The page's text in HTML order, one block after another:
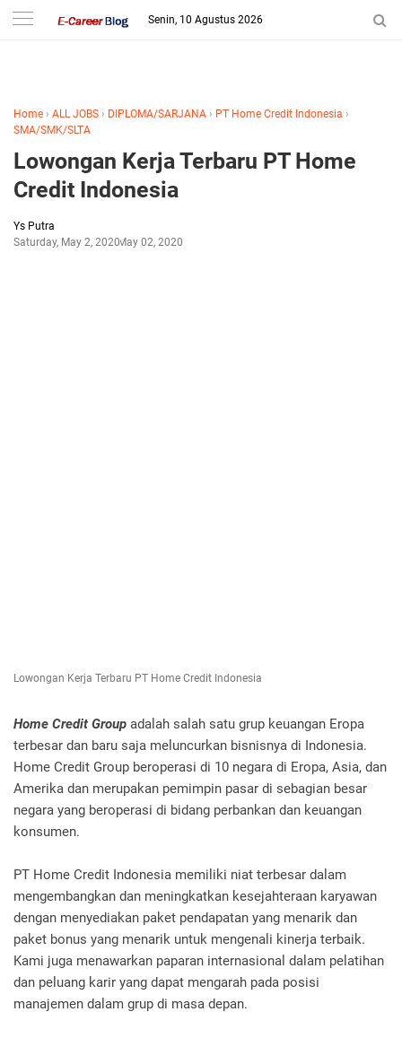
-->
Senin, 10 Agustus 2026
Home › ALL JOBS › DIPLOMA/SARJANA › PT Home Credit Indonesia ›
SMA/SMK/SLTA
Lowongan Kerja Terbaru PT Home
Credit Indonesia
Ys Putra
Saturday, May 2, 2020May 02, 2020
Lowongan Kerja Terbaru PT Home Credit Indonesia
Home Credit Group adalah salah satu grup keuangan Eropa
terbesar dan baru saja meluncurkan bisnisnya di Indonesia.
Home Credit Group beroperasi di 10 negara di Eropa, Asia, dan
Amerika dan merupakan pemimpin pasar di sebagian besar
negara yang beroperasi di bidang perbankan dan keuangan
konsumen.
PT Home Credit Indonesia memiliki niat terbesar dalam
mengembangkan dan meningkatkan kesejahteraan karyawan
dengan menyediakan paket pendapatan yang menarik dan
paket bonus yang menarik untuk mengenali kinerja terbaik.
Kami juga menawarkan paparan internasional dalam pelatihan
dan peluang karir yang dapat mengarah pada posisi
manajemen dalam grup di masa depan.